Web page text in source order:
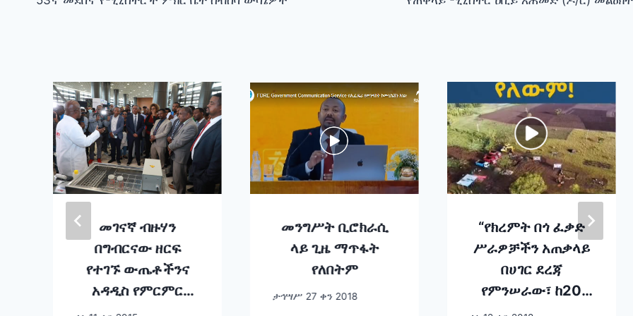
navigation
መገናኛ ብዙሃን
በግብርናው ዘርፍ
የተገኙ ውጤቶችንና
አዳዲስ የምርምር
ስራዎችን በተገቢው
መንግሥት ቢሮክራሲ
ላይ ጊዜ ማጥፋት
የለበትም
ታኅሣሥ 27 ቀን 2018
“የክረምት በጎ ፈቃድ
ሥራዎቻችን አጠቃላይ
በሀገር ደረጃ
የምንሠራው፣ ከ20
እስከ 30 ሚሊዮን